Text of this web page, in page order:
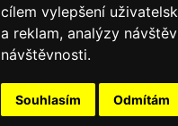
cílem vylepšení
a reklam, analýzy
návštěvnosti.
Souhlasím Odmítám